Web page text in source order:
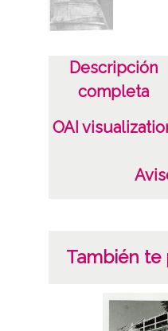
Descripción
completa
OAI
También te